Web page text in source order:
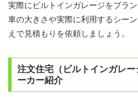
実際にビルトインガレージをプラ
車の大きさや実際に利用するシー
えで見積もりを依頼しましょう。
注文住宅（ビルトインガレ
ーカー紹介